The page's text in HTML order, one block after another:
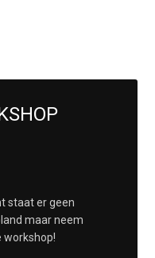
staat er geen
maar neem
workshop!